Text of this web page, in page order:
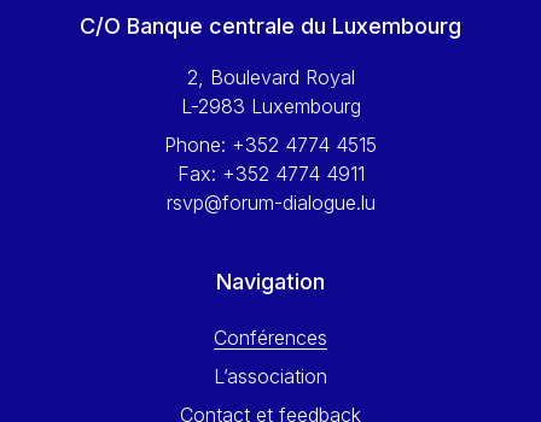
C/O Banque centrale du Luxembourg
2, Boulevard Royal
L-2983 Luxembourg
Phone: +352 4774 4515
Fax: +352 4774 4911
rsvp@forum-dialogue.lu
Navigation
Conférences
L’association
Contact et feedback